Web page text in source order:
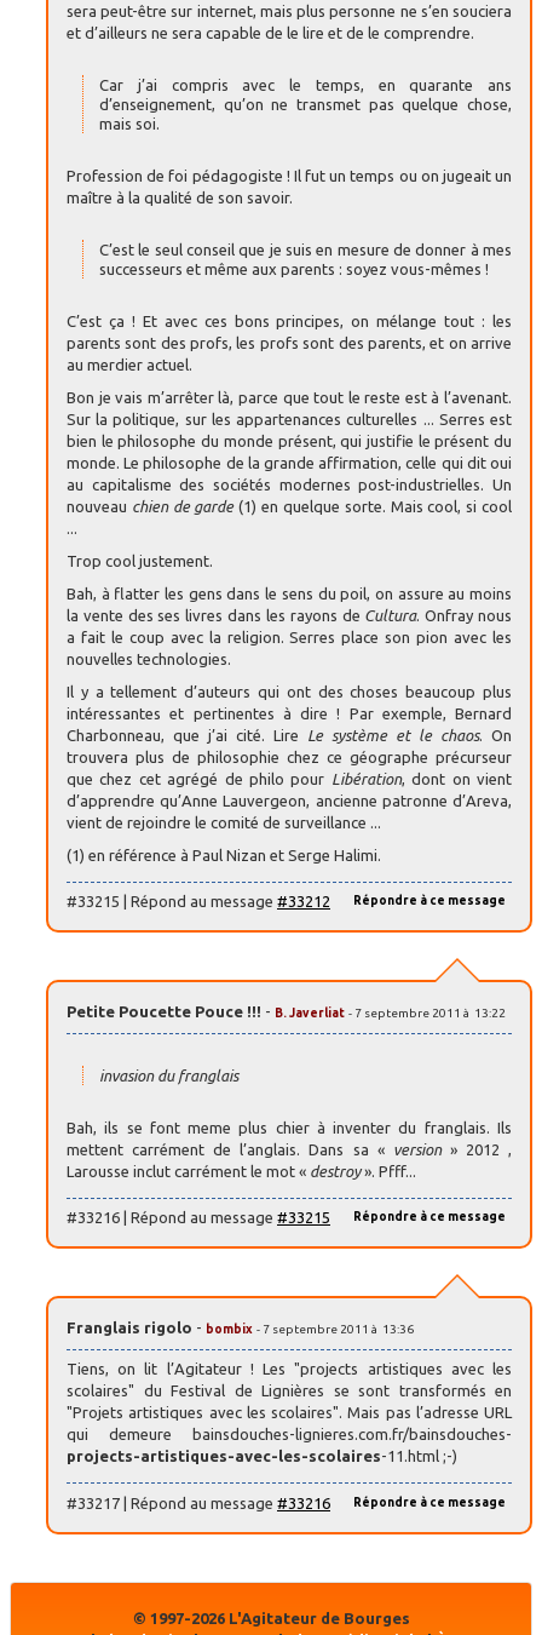
sera peut-être sur internet, mais plus personne ne s’en souciera
et d’ailleurs ne sera capable de le lire et de le comprendre.
Car j’ai compris avec le temps, en quarante ans
d’enseignement, qu’on ne transmet pas quelque chose,
mais soi.
Profession de foi pédagogiste ! Il fut un temps ou on jugeait un
maître à la qualité de son savoir.
C’est le seul conseil que je suis en mesure de donner à mes
successeurs et même aux parents : soyez vous-mêmes !
C’est ça ! Et avec ces bons principes, on mélange tout : les
parents sont des profs, les profs sont des parents, et on arrive
au merdier actuel.
Bon je vais m’arrêter là, parce que tout le reste est à l’avenant.
Sur la politique, sur les appartenances culturelles ... Serres est
bien le philosophe du monde présent, qui justifie le présent du
monde. Le philosophe de la grande affirmation, celle qui dit oui
au capitalisme des sociétés modernes post-industrielles. Un
nouveau chien de garde(1) en quelque sorte. Mais cool, si cool
...
Trop cool justement.
Bah, à flatter les gens dans le sens du poil, on assure au moins
la vente des ses livres dans les rayons de Cultura. Onfray nous
a fait le coup avec la religion. Serres place son pion avec les
nouvelles technologies.
Il y a tellement d’auteurs qui ont des choses beaucoup plus
intéressantes et pertinentes à dire ! Par exemple, Bernard
Charbonneau, que j’ai cité. Lire Le système et le chaos. On
trouvera plus de philosophie chez ce géographe précurseur
que chez cet agrégé de philo pour Libération, dont on vient
d’apprendre qu’Anne Lauvergeon, ancienne patronne d’Areva,
vient de rejoindre le comité de surveillance ...
(1) en référence à Paul Nizan et Serge Halimi.
Répondre à ce message
#33215 | Répond au message #33212
Petite Poucette Pouce !!! - B. Javerliat - 7 septembre 2011 à 13:22
invasion du franglais
Bah, ils se font meme plus chier à inventer du franglais. Ils
mettent carrément de l’anglais. Dans sa « version» 2012 ,
Larousse inclut carrément le mot « destroy». Pfff...
Répondre à ce message
#33216 | Répond au message #33215
Franglais rigolo - bombix - 7 septembre 2011 à 13:36
Tiens, on lit l’Agitateur ! Les "projects artistiques avec les
scolaires" du Festival de Lignières se sont transformés en
"Projets artistiques avec les scolaires". Mais pas l’adresse URL
qui demeure bainsdouches-lignieres.com.fr/bainsdouches-
projects-artistiques-avec-les-scolaires-11.html ;-)
Répondre à ce message
#33217 | Répond au message #33216
© 1997-2026 L'Agitateur de Bourges